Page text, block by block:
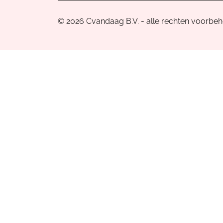
© 2026 Cvandaag B.V. - alle rechten